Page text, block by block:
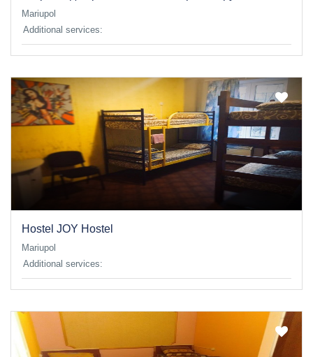
Additional services:
Mariupol
Hostel JOY Hostel
Additional services:
Mariupol